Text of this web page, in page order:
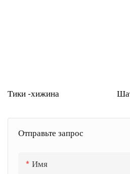
Отправьте запрос
Имя
Тики -хижина